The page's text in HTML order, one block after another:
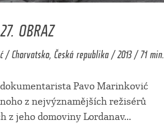
OBRAZ
/ Chorvatsko, Česká republika / 2013 / 71 min.
Pavo Marinković
z nejvýznamějších režisérů
z jeho domoviny Lordanav...